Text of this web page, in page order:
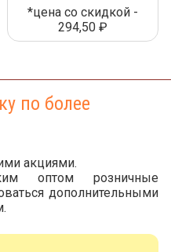
*цена со скидкой -
294,50 ₽
по более
акциями.
оптом розничные
дополнительными